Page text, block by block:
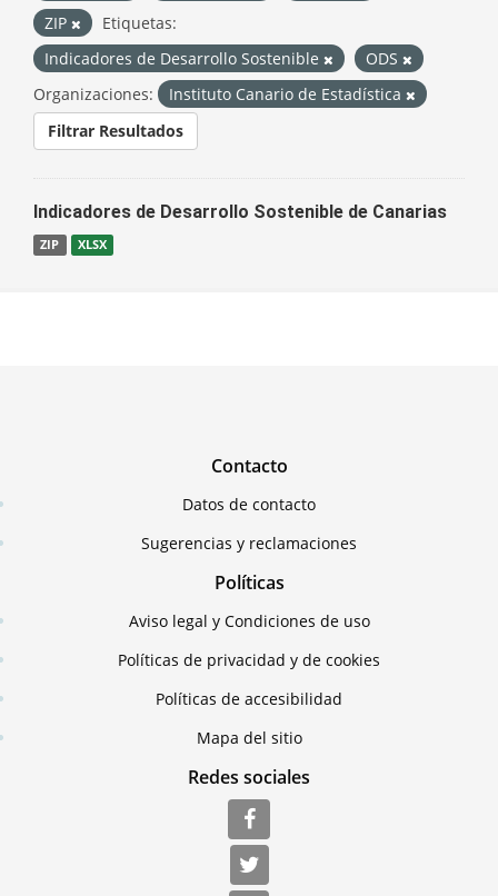
ZIP
Etiquetas:
Indicadores de Desarrollo Sostenible
ODS
Organizaciones:
Instituto Canario de Estadística
Filtrar Resultados
Indicadores de Desarrollo Sostenible de Canarias
ZIP XLSX
Contacto
Datos de contacto
Sugerencias y reclamaciones
Políticas
Aviso legal y Condiciones de uso
Políticas de privacidad y de cookies
Políticas de accesibilidad
Mapa del sitio
Redes sociales